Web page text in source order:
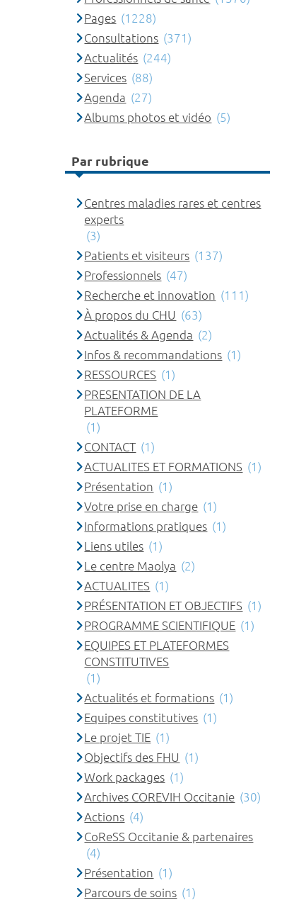
Pages (1228)
Consultations (371)
Actualités (244)
Services (88)
Agenda (27)
Albums photos et vidéo (5)
Par rubrique
Centres maladies rares et centres
experts
(3)
Patients et visiteurs (137)
Professionnels (47)
Recherche et innovation (111)
À propos du CHU (63)
Actualités & Agenda (2)
Infos & recommandations (1)
RESSOURCES (1)
PRESENTATION DE LA
PLATEFORME
(1)
CONTACT (1)
ACTUALITES ET FORMATIONS (1)
Présentation (1)
Votre prise en charge (1)
Informations pratiques (1)
Liens utiles (1)
Le centre Maolya (2)
ACTUALITES (1)
PRÉSENTATION ET OBJECTIFS (1)
PROGRAMME SCIENTIFIQUE (1)
EQUIPES ET PLATEFORMES
CONSTITUTIVES
(1)
Actualités et formations (1)
Equipes constitutives (1)
Le projet TIE (1)
Objectifs des FHU (1)
Work packages (1)
Archives COREVIH Occitanie (30)
Actions (4)
CoReSS Occitanie & partenaires
(4)
Présentation (1)
Parcours de soins (1)